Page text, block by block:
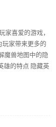
家喜爱的游戏，
家带来更多的
魔兽地图中的隐
雄的特点 隐藏英